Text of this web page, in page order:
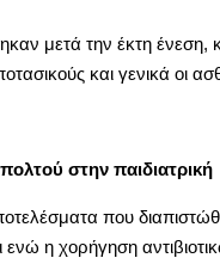
μετά την έκτη ένεση,
και γενικά οι
στην παιδιατρική
που
ενώ η χορήγηση